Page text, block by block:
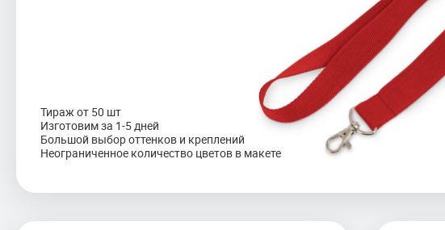
Тираж от 50 шт
Изготовим за 1-5 дней
Большой выбор оттенков и креплений
Неограниченное количество цветов в макете
Сублимация позволяет наносить изображения по всей
включая края, что значительно расширяет возможности